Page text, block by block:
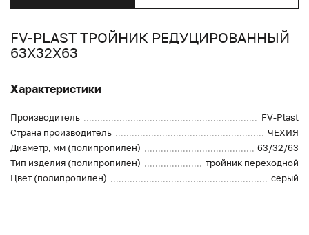
FV-PLAST ТРОЙНИК РЕДУЦИРОВАННЫЙ
63Х32Х63
Характеристики
Производитель
FV-Plast
Страна производитель
ЧЕХИЯ
Диаметр, мм (полипропилен)
63/32/63
Тип изделия (полипропилен)
тройник переходной
Цвет (полипропилен)
серый